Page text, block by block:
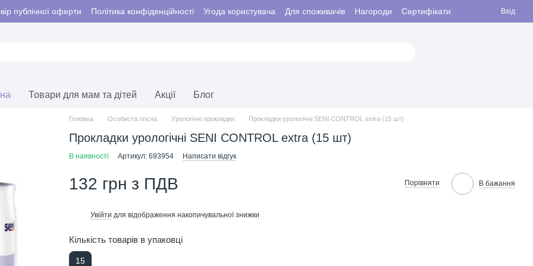
публічної оферти Політика конфіденційності Угода користувача Для споживачів Нагороди
Сертифікати
Вхід
Товари для мам та дітей Акції Блог
Головна Особиста гігієна Урологічні прокладки Прокладки урологічні SENI CONTROL extra (15 шт)
Прокладки урологічні SENI CONTROL extra (15 шт)
В наявності Артикул: 693954 Написати відгук
132 грн з ПДВ Порівняти В бажання
Увійти для відображення накопичувальної знижки
Кількість товарів в упаковці
15